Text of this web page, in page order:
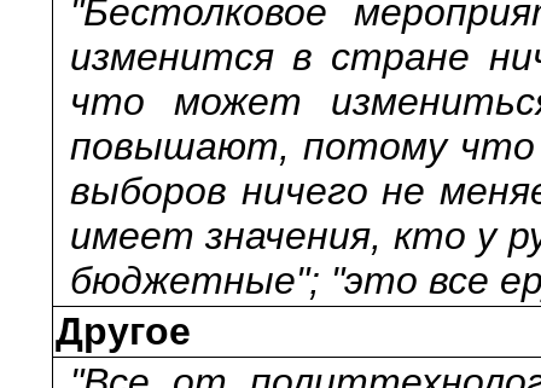
"Бестолковое
изменится в стране
что может
повышают, потому что
выборов ничего не
имеет значения, кто у
бюджетные"; "это все
Другое